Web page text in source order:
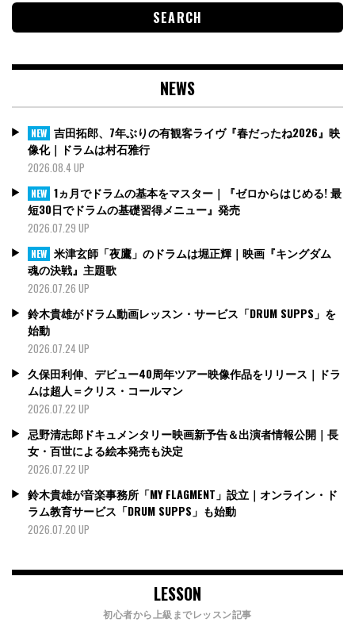
NEWS
NEW 吉田拓郎、7年ぶりの有観客ライヴ『春だったね2026』映
像化｜ドラムは村石雅行
2026.08.4 UP
NEW 1ヵ月でドラムの基本をマスター｜『ゼロからはじめる! 最
短30日でドラムの基礎習得メニュー』発売
2026.07.29 UP
NEW 米津玄師「夜鷹」のドラムは堀正輝｜映画『キングダム
魂の決戦』主題歌
2026.07.26 UP
鈴木貴雄がドラム動画レッスン・サービス「DRUM SUPPS」を
始動
2026.07.24 UP
久保田利伸、デビュー40周年ツアー映像作品をリリース｜ドラ
ムは超人＝クリス・コールマン
2026.07.22 UP
忌野清志郎ドキュメンタリー映画新予告＆出演者情報公開｜長
女・百世による絵本発売も決定
2026.07.22 UP
鈴木貴雄が音楽事務所「MY FLAGMENT」設立｜オンライン・ド
ラム教育サービス「DRUM SUPPS」も始動
2026.07.20 UP
LESSON
初心者から上級までレッスン記事